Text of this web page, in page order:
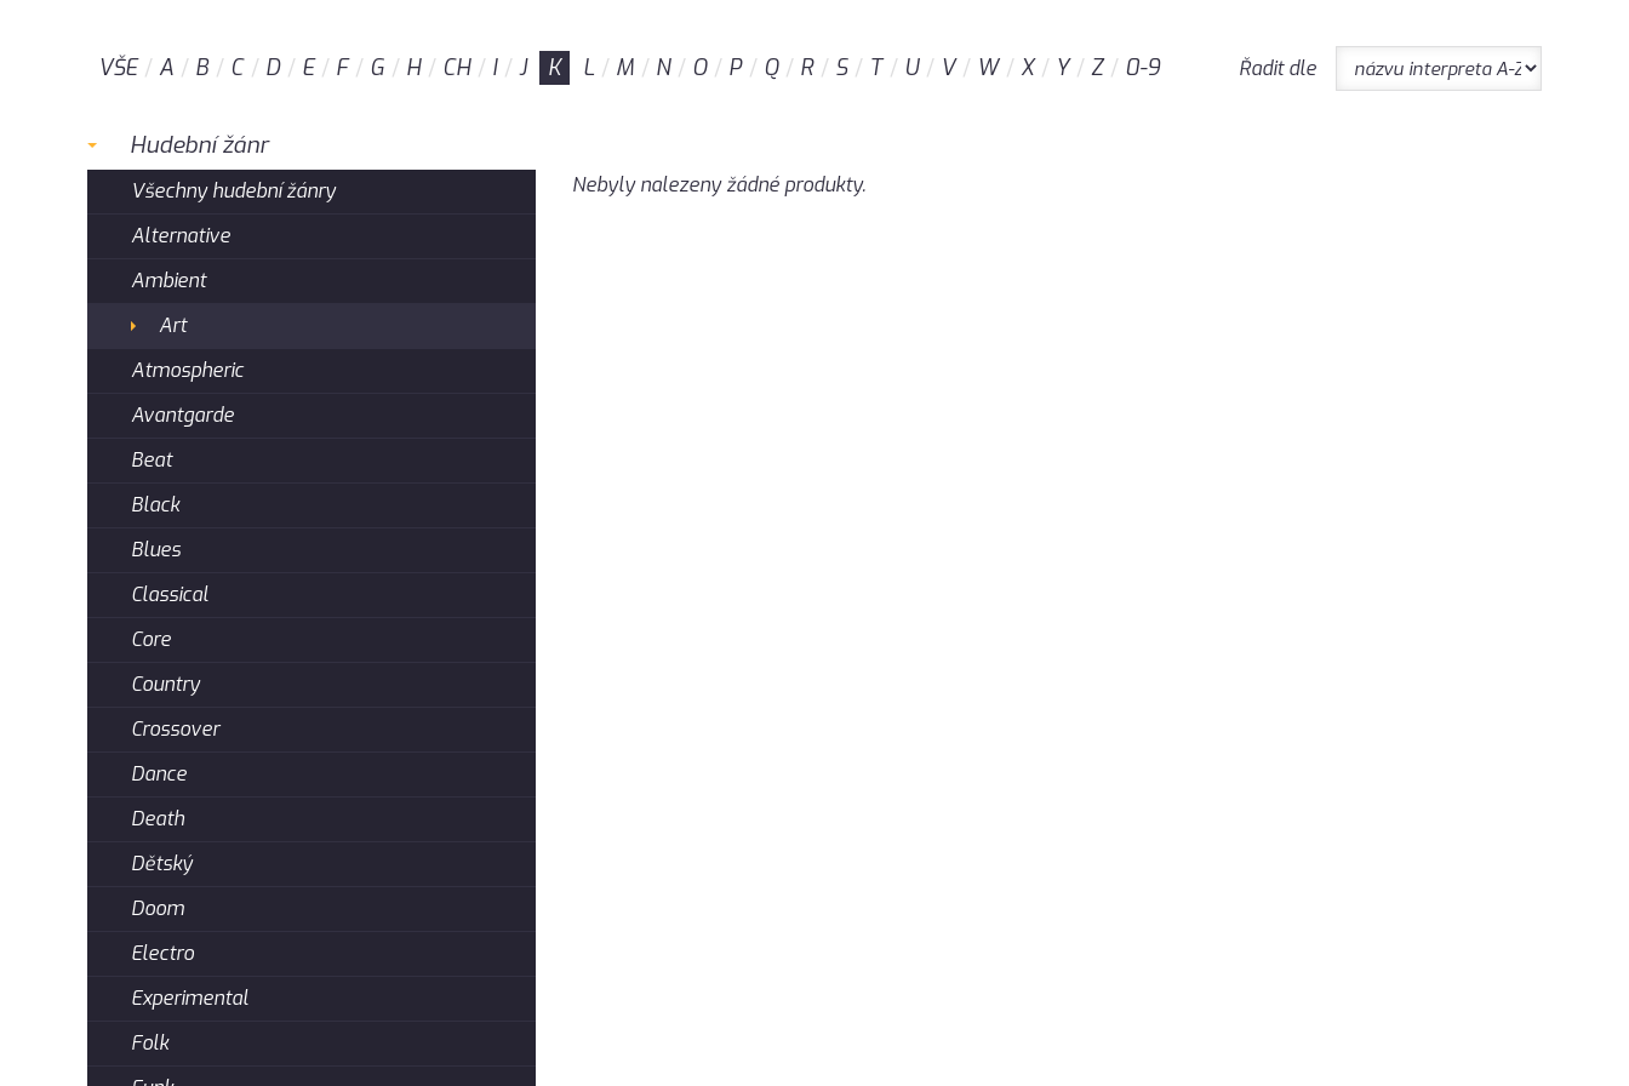
VŠE A B C D E F G H CH I J K L M N O P Q R S T U V W X Y Z 0-9 Řadit dle
Hudební žánr
Všechny hudební žánry
Alternative
Ambient
Art
Atmospheric
Avantgarde
Beat
Black
Blues
Classical
Core
Country
Crossover
Dance
Death
Dětský
Doom
Electro
Experimental
Folk
Nebyly nalezeny žádné produkty.